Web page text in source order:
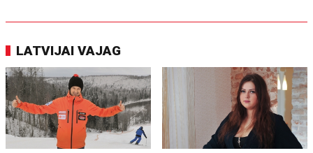
LATVIJAI VAJAG